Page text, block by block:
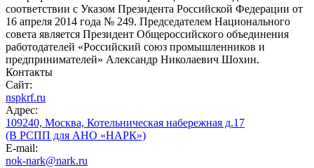
соответствии с Указом Президента Российской Федерации от
16 апреля 2014 года № 249. Председателем Национального
совета является Президент Общероссийского объединения
работодателей «Российский союз промышленников и
предпринимателей» Александр Николаевич Шохин.
Контакты
Сайт:
nspkrf.ru
Адрес:
109240, Москва, Котельническая набережная д.17
(В РСПП для АНО «НАРК»)
E-mail:
nok-nark@nark.ru